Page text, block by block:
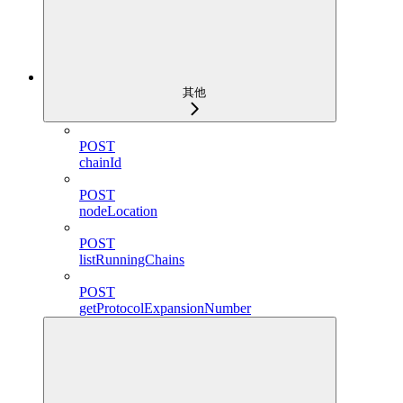
其他
POST
chainId
POST
nodeLocation
POST
listRunningChains
POST
getProtocolExpansionNumber